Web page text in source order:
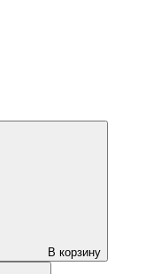
В корзину